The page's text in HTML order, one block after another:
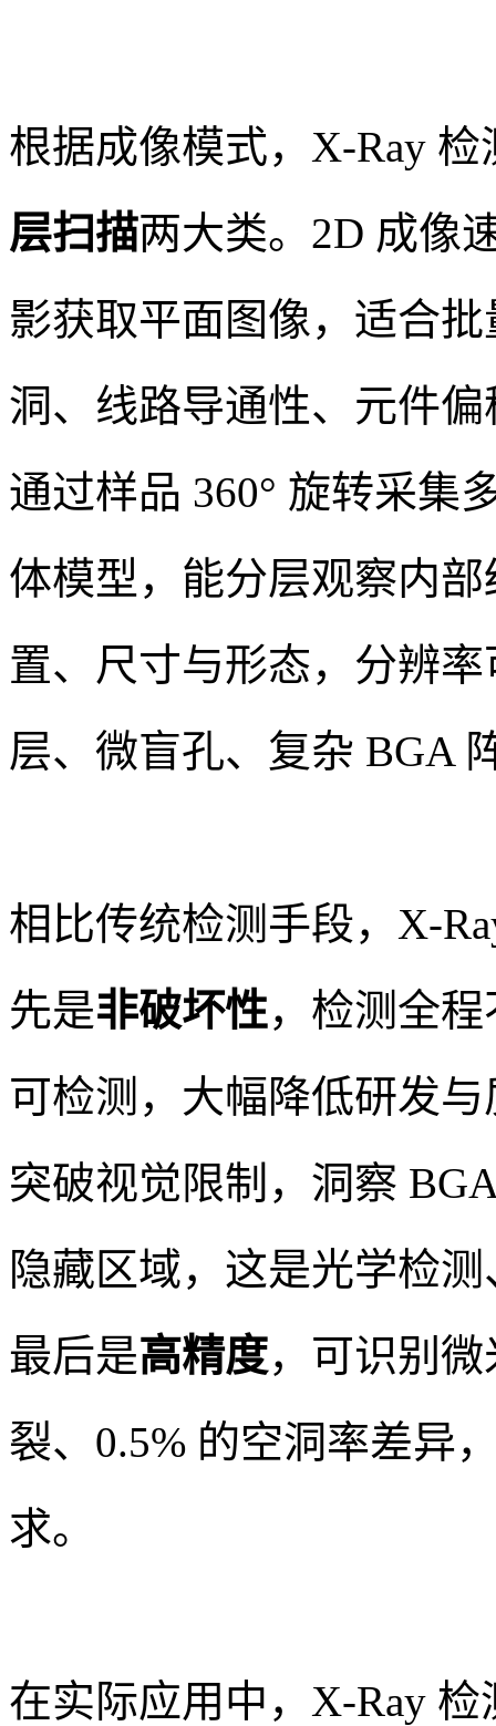
根据成像模式，X-Ray 检
层扫描两大类。2D 成像
影获取平面图像，适合
洞、线路导通性、元件
通过样品 360° 旋转采集
体模型，能分层观察内
置、尺寸与形态，分辨
层、微盲孔、复杂 BGA
相比传统检测手段，X-
先是非破坏性，检测全
可检测，大幅降低研发
突破视觉限制，洞察
隐藏区域，这是光学检
最后是高精度，可识别
裂、0.5% 的空洞率差异
求。
在实际应用中，X-Ray